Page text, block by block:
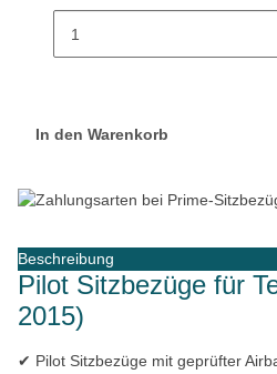
In den Warenkorb
Beschreibung
Pilot Sitzbezüge für
2015)
✔ Pilot Sitzbezüge mit geprüfter